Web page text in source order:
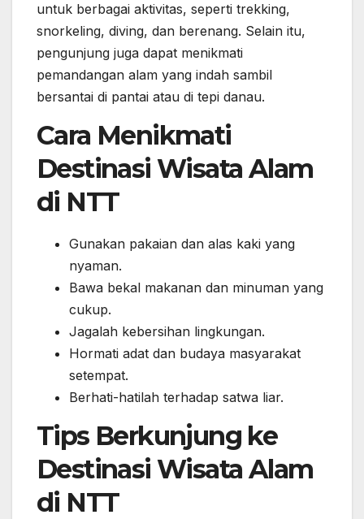
untuk berbagai aktivitas, seperti trekking,
snorkeling, diving, dan berenang. Selain itu,
pengunjung juga dapat menikmati
pemandangan alam yang indah sambil
bersantai di pantai atau di tepi danau.
Cara Menikmati
Destinasi Wisata Alam
di NTT
Gunakan pakaian dan alas kaki yang
nyaman.
Bawa bekal makanan dan minuman yang
cukup.
Jagalah kebersihan lingkungan.
Hormati adat dan budaya masyarakat
setempat.
Berhati-hatilah terhadap satwa liar.
Tips Berkunjung ke
Destinasi Wisata Alam
di NTT